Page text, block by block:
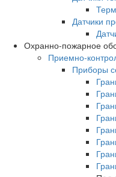
Датчики
Охранно-пожарное
Приемно-
Приборы